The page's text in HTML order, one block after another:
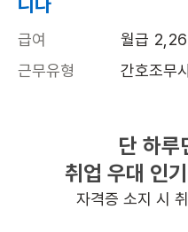
급여
월급
근무유형
간호조무
평일 : (
후) 6시
간 : 40
단 하루
취업 우대 인
자격증 소지 시